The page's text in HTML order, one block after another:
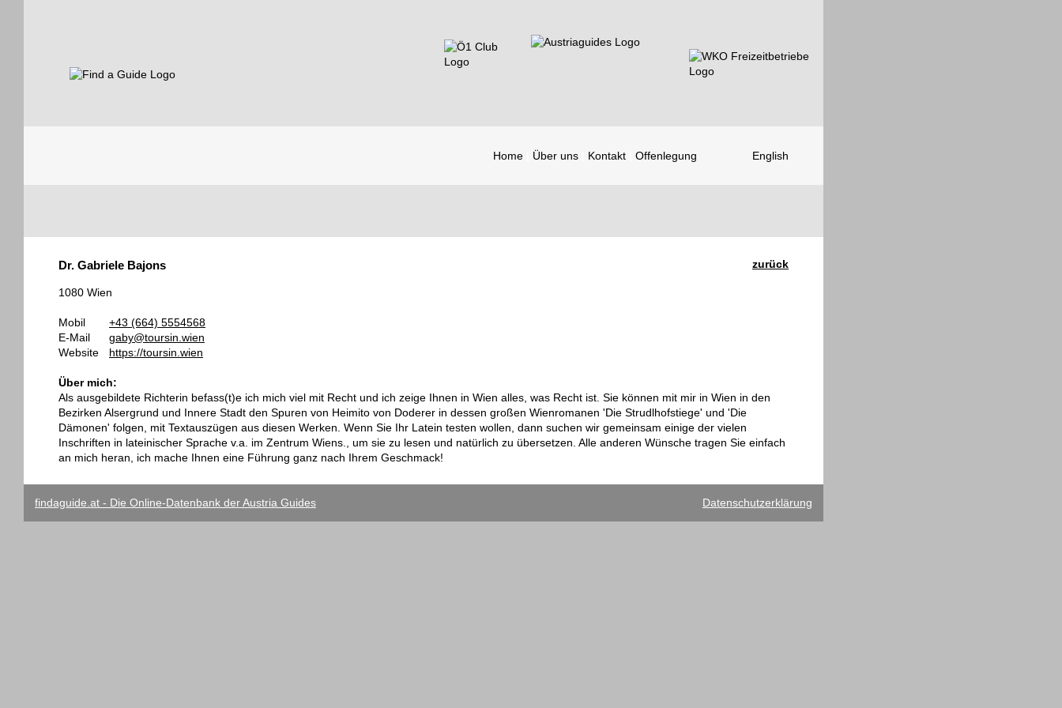
Home Über uns Kontakt Offenlegung English
Guides
zurück
Dr. Gabriele Bajons
1080 Wien
Mobil
+43 (664) 5554568
E-Mail
gaby@toursin.wien
Website
https://toursin.wien
Über mich:
Als ausgebildete Richterin befass(t)e ich mich viel mit Recht und ich zeige Ihnen in Wien alles, was Recht ist. Sie können mit mir in Wien in den
Bezirken Alsergrund und Innere Stadt den Spuren von Heimito von Doderer in dessen großen Wienromanen 'Die Strudlhofstiege' und 'Die
Dämonen' folgen, mit Textauszügen aus diesen Werken. Wenn Sie Ihr Latein testen wollen, dann suchen wir gemeinsam einige der vielen
Inschriften in lateinischer Sprache v.a. im Zentrum Wiens., um sie zu lesen und natürlich zu übersetzen. Alle anderen Wünsche tragen Sie einfach
an mich heran, ich mache Ihnen eine Führung ganz nach Ihrem Geschmack!
findaguide.at - Die Online-Datenbank der Austria Guides Datenschutzerklärung